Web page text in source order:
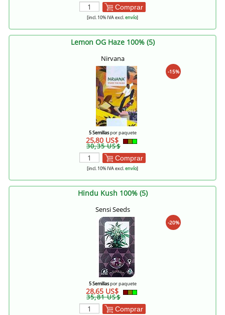
Comprar
[incl. 10% IVA excl.envío]
Lemon OG Haze 100% (5)
Nirvana
-15%
5 Semillaspor paquete
25,80 US$
30,35 US$
Comprar
[incl. 10% IVA excl.envío]
Hindu Kush 100% (5)
Sensi Seeds
-20%
5 Semillaspor paquete
28,65 US$
35,81 US$
Comprar